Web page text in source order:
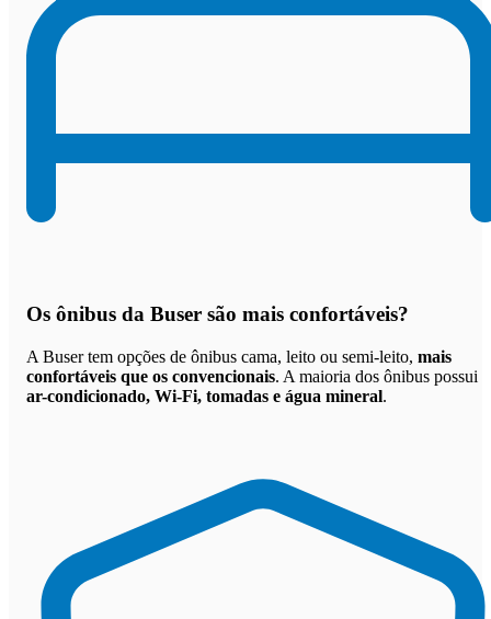
Os ônibus da Buser são mais confortáveis?
A Buser tem opções de ônibus cama, leito ou semi-leito, mais
confortáveis que os convencionais. A maioria dos ônibus possui
ar-condicionado, Wi-Fi, tomadas e água mineral.